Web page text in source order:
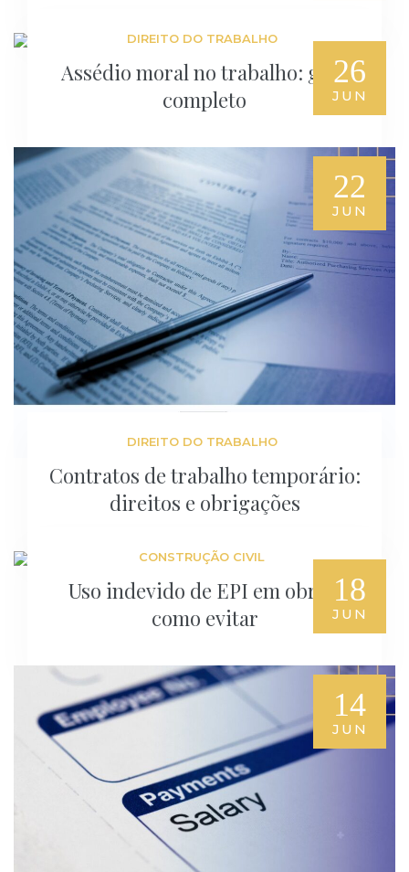
26
JUN
DIREITO DO TRABALHO
Assédio moral no trabalho: guia
completo
22
JUN
DIREITO DO TRABALHO
Contratos de trabalho temporário:
direitos e obrigações
18
JUN
CONSTRUÇÃO CIVIL
Uso indevido de EPI em obras:
como evitar
14
JUN